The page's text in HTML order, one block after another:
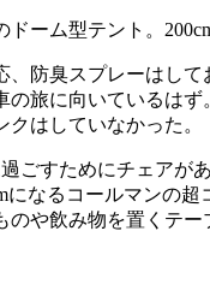
ーム型テント。
防臭スプレーはし
旅に向いているは
はしていなかった。
ごすためにチェア
なるコールマンの
や飲み物を置くテ